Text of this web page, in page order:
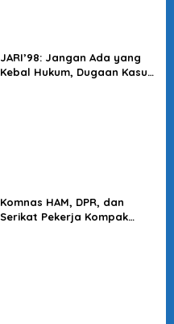
JARI’98: Jangan Ada yang
Kebal Hukum, Dugaan Kasus
Komnas HAM, DPR, dan
Serikat Pekerja Kompak